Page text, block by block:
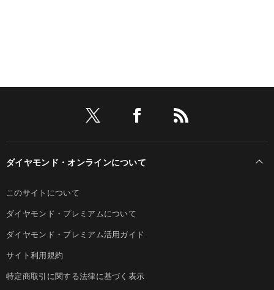
ダイヤモンド・オンラインについて
このサイトについて
ダイヤモンド・プレミアムについて
ダイヤモンド・プレミアム活用ガイド
サイト利用規約
特定商取引に関する法律に基づく表示